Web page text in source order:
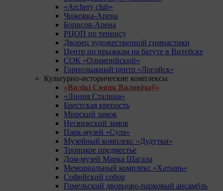
«Archery club»
Чижовка-Арена
Борисов-Арена
РЦОП по теннису
Дворец художественной гимнастики
Центр по прыжкам на батуте в Витебске
СОК «Олимпийский»
Горнолыжный центр «Логойск»
Культурно-исторические комплексы
«Вялікі Свяцк Валовічаў»
«Линия Сталина»
Брестская крепость
Мирский замок
Несвижский замок
Парк-музей «Сула»
Музейный комплекс «Дудутки»
Троицкое предместье
Дом-музей Марка Шагала
Мемориальный комплекс «Хатынь»
Софийский собор
Гомельский дворцово-парковый ансамбль